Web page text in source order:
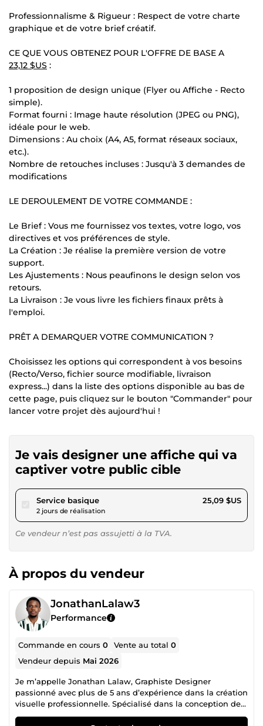
Professionnalisme & Rigueur : Respect de votre charte
graphique et de votre brief créatif.
CE QUE VOUS OBTENEZ POUR L'OFFRE DE BASE A
23,12 $US :
1 proposition de design unique (Flyer ou Affiche - Recto
simple).
Format fourni : Image haute résolution (JPEG ou PNG),
idéale pour le web.
Dimensions : Au choix (A4, A5, format réseaux sociaux,
etc.).
Nombre de retouches incluses : Jusqu'à 3 demandes de
modifications
LE DEROULEMENT DE VOTRE COMMANDE :
Le Brief : Vous me fournissez vos textes, votre logo, vos
directives et vos préférences de style.
La Création : Je réalise la première version de votre
support.
Les Ajustements : Nous peaufinons le design selon vos
retours.
La Livraison : Je vous livre les fichiers finaux prêts à
l'emploi.
PRÊT A DEMARQUER VOTRE COMMUNICATION ?
Choisissez les options qui correspondent à vos besoins
(Recto/Verso, fichier source modifiable, livraison
express...) dans la liste des options disponible au bas de
cette page, puis cliquez sur le bouton "Commander" pour
lancer votre projet dès aujourd'hui !
Je vais designer une affiche qui va
captiver votre public cible
Service basiquepour 23,12 $US
2 jours de réalisation
25,09 $US
Ce vendeur n’est pas assujetti à la TVA.
À propos du vendeur
JonathanLalaw3
Performance
Commande en cours0 Vente au total0
Vendeur depuis Mai 2026
Je m’appelle Jonathan Lalaw, Graphiste Designer
passionné avec plus de 5 ans d’expérience dans la création
visuelle professionnelle. Spécialisé dans la conception de
visuels modernes et impactants, je propose des solutions